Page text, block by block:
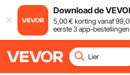
Download de
5,00€ korting vanaf99
eerste 3 app-